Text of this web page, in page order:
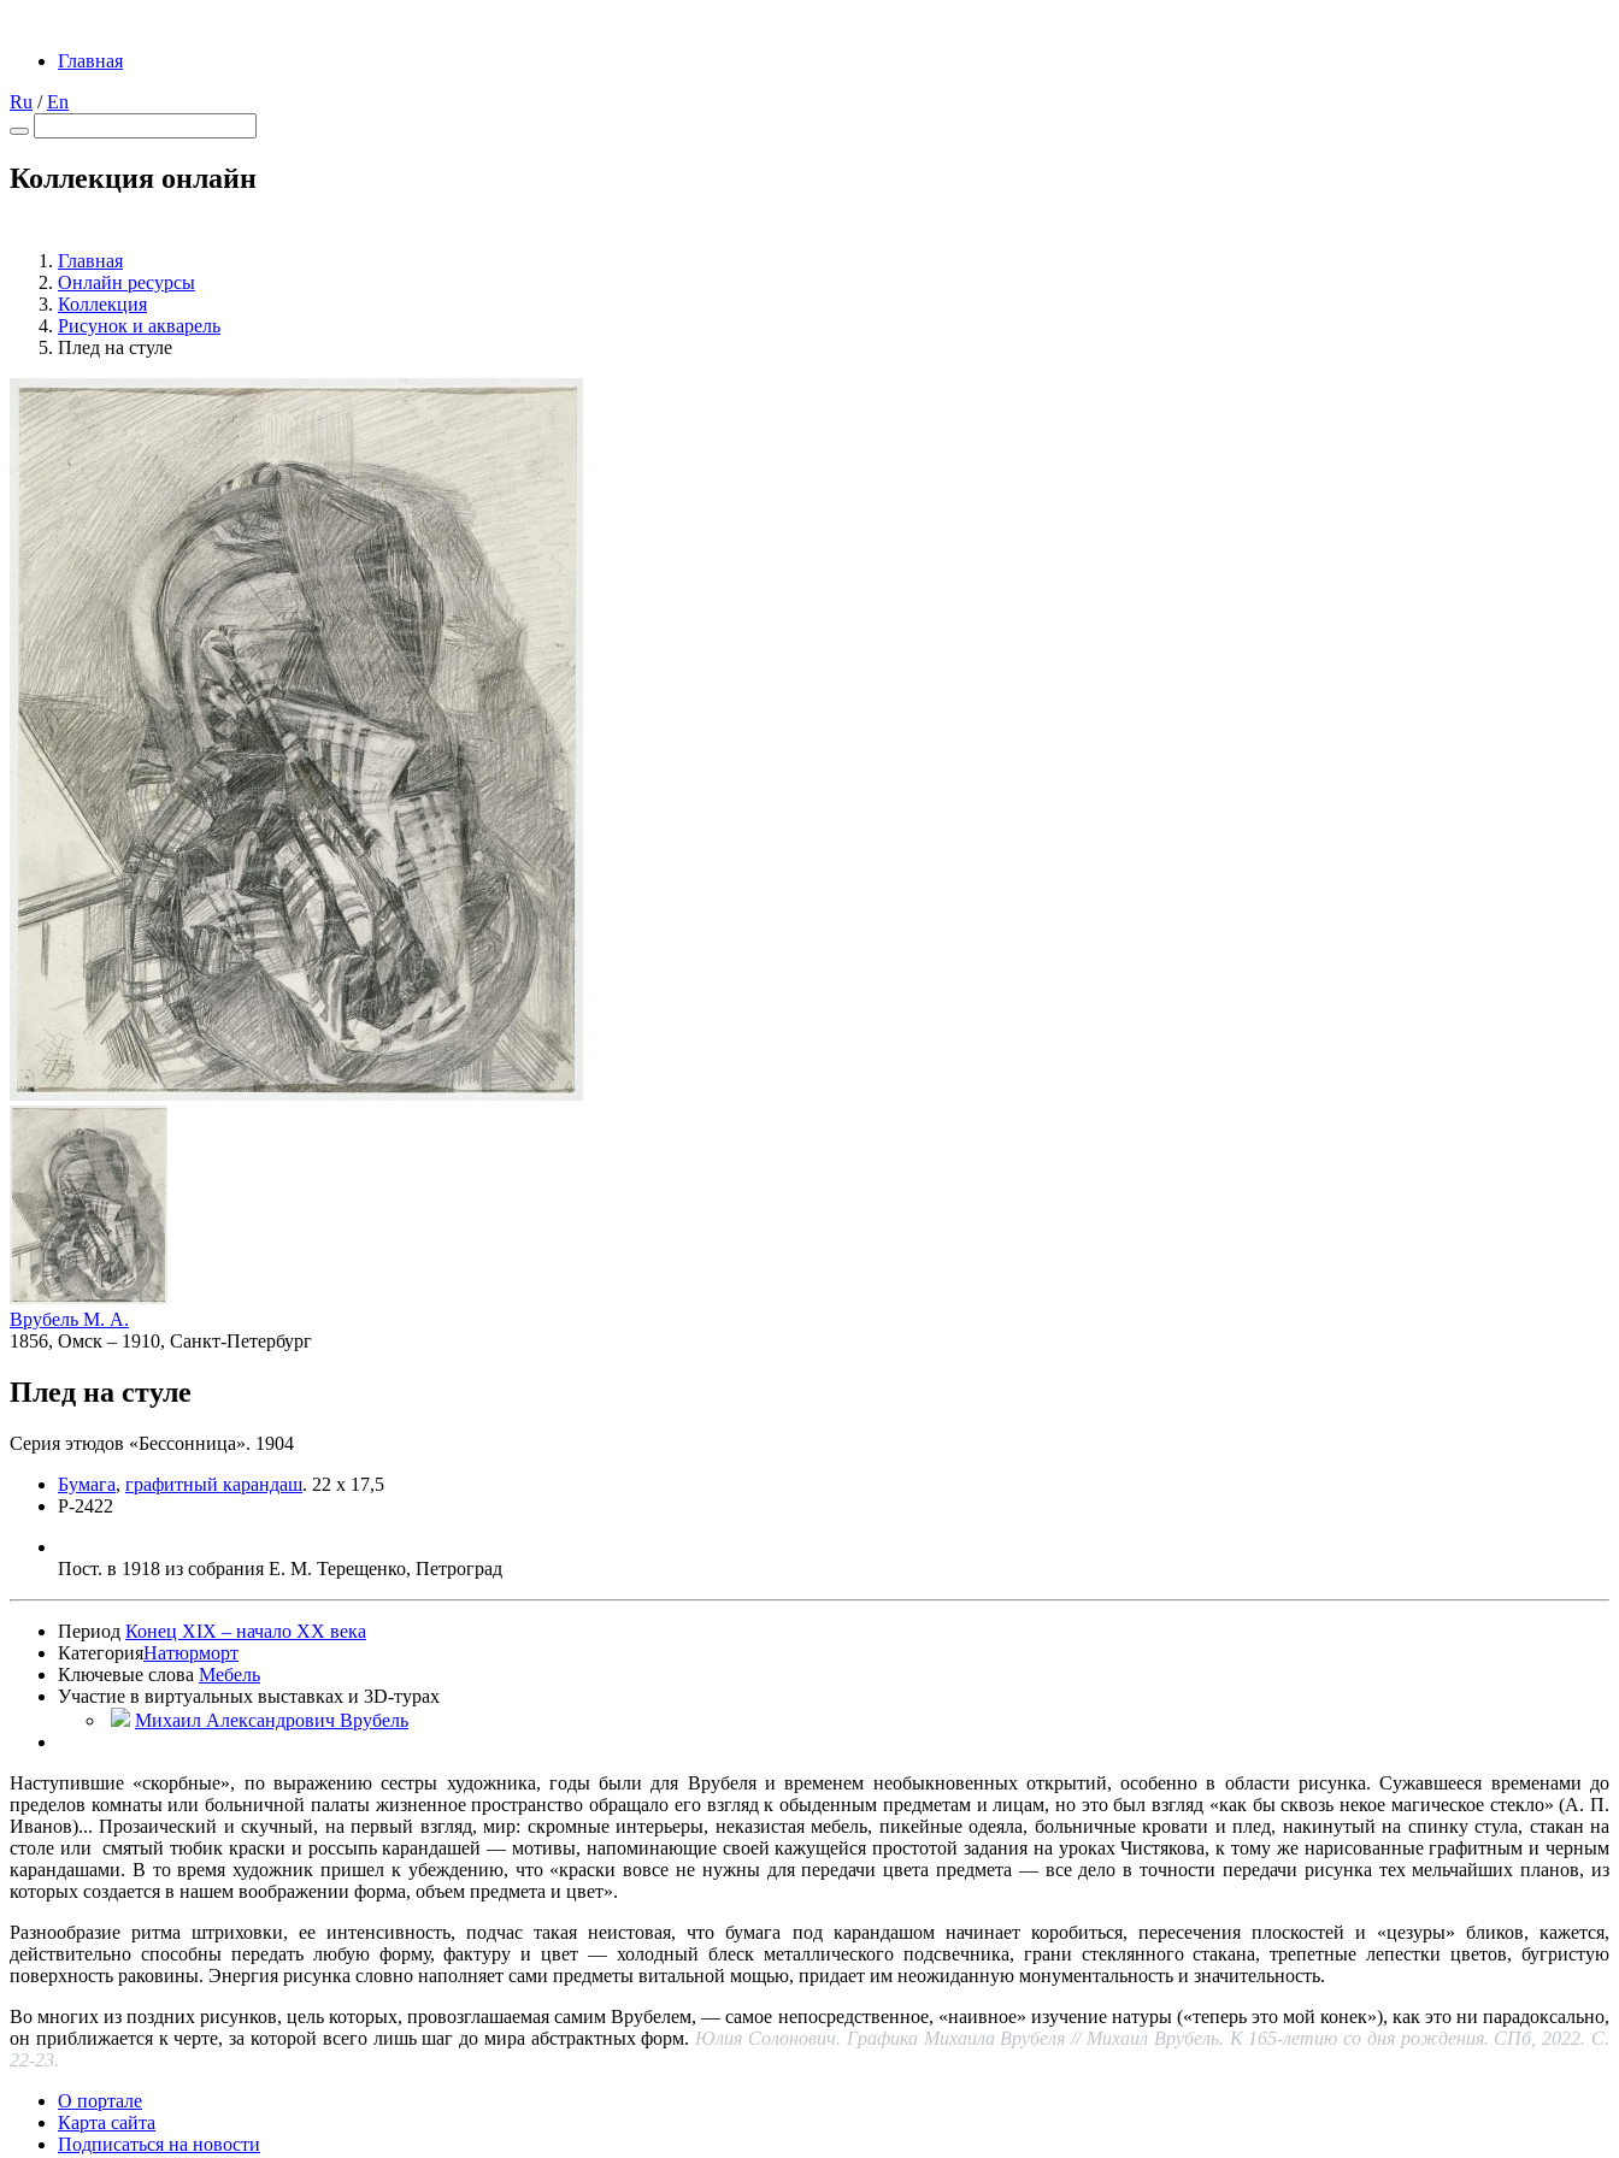
Главная
Ru /En
Коллекция онлайн
Главная
Онлайн ресурсы
Коллекция
Рисунок и акварель
Плед на стуле
Врубель М. А.
1856, Омск – 1910, Санкт-Петербург
Плед на стуле
Серия этюдов «Бессонница». 1904
Бумага, графитный карандаш. 22 х 17,5
Р-2422
Пост. в 1918 из собрания Е. М. Терещенко, Петроград
Период Конец XIX – начало XX века
КатегорияНатюрморт
Ключевые слова Мебель
Участие в виртуальных выставках и 3D-турах
Михаил Александрович Врубель
Наступившие «скорбные», по выражению сестры художника, годы были для Врубеля и временем необыкновенных открытий, особенно в области рисунка. Сужавшееся временами до
пределов комнаты или больничной палаты жизненное пространство обращало его взгляд к обыденным предметам и лицам, но это был взгляд «как бы сквозь некое магическое стекло» (А. П.
Иванов)... Прозаический и скучный, на первый взгляд, мир: скромные интерьеры, неказистая мебель, пикейные одеяла, больничные кровати и плед, накинутый на спинку стула, стакан на
столе или смятый тюбик краски и россыпь карандашей — мотивы, напоминающие своей кажущейся простотой задания на уроках Чистякова, к тому же нарисованные графитным и черным
карандашами. В то время художник пришел к убеждению, что «краски вовсе не нужны для передачи цвета предмета — все дело в точности передачи рисунка тех мельчайших планов, из
которых создается в нашем воображении форма, объем предмета и цвет».
Разнообразие ритма штриховки, ее интенсивность, подчас такая неистовая, что бумага под карандашом начинает коробиться, пересечения плоскостей и «цезуры» бликов, кажется,
действительно способны передать любую форму, фактуру и цвет — холодный блеск металлического подсвечника, грани стеклянного стакана, трепетные лепестки цветов, бугристую
поверхность раковины. Энергия рисунка словно наполняет сами предметы витальной мощью, придает им неожиданную монументальность и значительность.
Во многих из поздних рисунков, цель которых, провозглашаемая самим Врубелем, — самое непосредственное, «наивное» изучение натуры («теперь это мой конек»), как это ни парадоксально,
он приближается к черте, за которой всего лишь шаг до мира абстрактных форм. Юлия Солонович. Графика Михаила Врубеля // Михаил Врубель. К 165-летию со дня рождения. СПб, 2022. С.
22-23.
О портале
Карта сайта
Подписаться на новости